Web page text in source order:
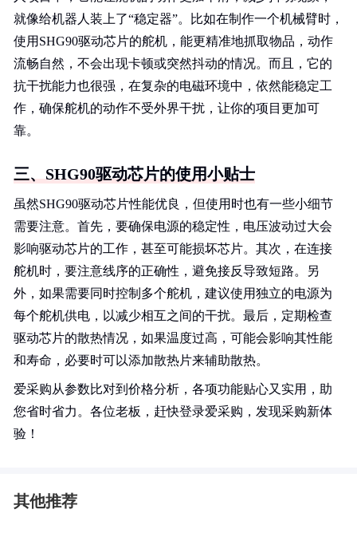
就像给机器人装上了“稳定器”。比如在制作一个机械臂时，
使用SHG90驱动芯片的舵机，能更精准地抓取物品，动作
流畅自然，不会出现卡顿或突然抖动的情况。而且，它的
抗干扰能力也很强，在复杂的电磁环境中，依然能稳定工
作，确保舵机的动作不受外界干扰，让你的项目更加可
靠。
三、SHG90驱动芯片的使用小贴士
虽然SHG90驱动芯片性能优良，但使用时也有一些小细节
需要注意。首先，要确保电源的稳定性，电压波动过大会
影响驱动芯片的工作，甚至可能损坏芯片。其次，在连接
舵机时，要注意线序的正确性，避免接反导致短路。另
外，如果需要同时控制多个舵机，建议使用独立的电源为
每个舵机供电，以减少相互之间的干扰。最后，定期检查
驱动芯片的散热情况，如果温度过高，可能会影响其性能
和寿命，必要时可以添加散热片来辅助散热。
爱采购从参数比对到价格分析，各项功能贴心又实用，助
您省时省力。各位老板，赶快登录爱采购，发现采购新体
验！
其他推荐